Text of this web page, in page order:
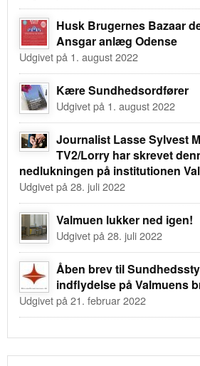
Husk Brugernes Bazaar
Ansgar anlæg Odense
Udgivet på 1. august 2022
Kære Sundhedsordfører
Udgivet på 1. august 2022
Journalist Lasse Sylvest
TV2/Lorry har skrevet
nedlukningen på institutionen
Udgivet på 28. juli 2022
Valmuen lukker ned igen!
Udgivet på 28. juli 2022
Åben brev til
indflydelse på Valmuens
Udgivet på 21. februar 2022